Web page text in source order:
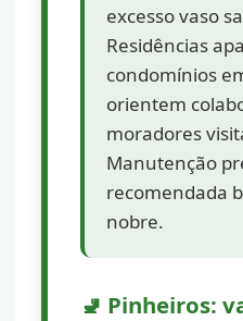
excesso vaso
Residências
condomínios
orientem
moradores
Manutenção
recomendada
nobre.
🚽 Pinheiros: